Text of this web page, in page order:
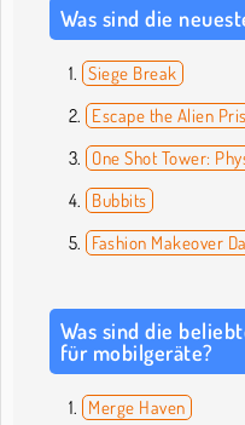
Was sind die
Siege Break
Escape the Alien
One Shot Tower:
Bubbits
Fashion Makeover
Was sind die
für mobilgeräte?
Merge Haven